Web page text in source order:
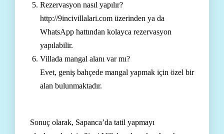
Rezervasyon nasıl yapılır?
http://9incivillalari.com üzerinden ya da
WhatsApp hattından kolayca rezervasyon
yapılabilir.
Villada mangal alanı var mı?
Evet, geniş bahçede mangal yapmak için özel bir
alan bulunmaktadır.
Sonuç olarak, Sapanca’da tatil yapmayı